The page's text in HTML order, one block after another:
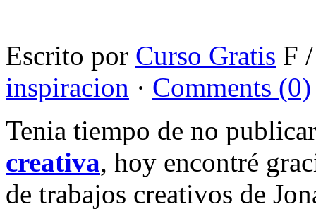
Escrito por Curso Gratis F
inspiracion · Comments (0)
Tenia tiempo de no
creativa, hoy encontré
de trabajos creativos de